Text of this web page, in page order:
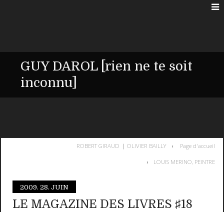
GUY DAROL [rien ne te soit
inconnu]
ROBERT GIRAUD ❘ OLIVIER BAILLY Page d'accueil
LOUIS MERINO, PEINTRE
2009. 28. JUIN
LE MAGAZINE DES LIVRES ♯18